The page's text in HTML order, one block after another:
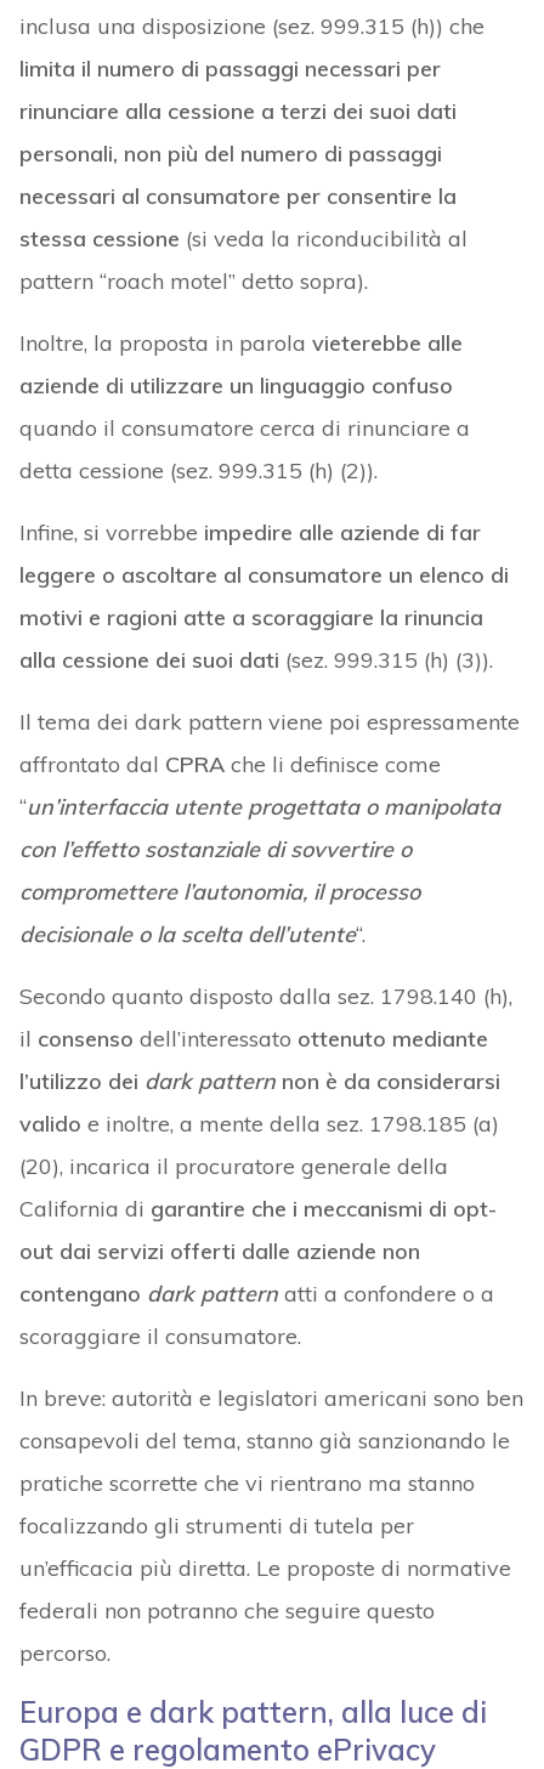
inclusa una disposizione (sez. 999.315 (h)) che
limita il numero di passaggi necessari per
rinunciare alla cessione a terzi dei suoi dati
personali, non più del numero di passaggi
necessari al consumatore per consentire la
stessa cessione (si veda la riconducibilità al
pattern “roach motel” detto sopra).
Inoltre, la proposta in parola vieterebbe alle
aziende di utilizzare un linguaggio confuso
quando il consumatore cerca di rinunciare a
detta cessione (sez. 999.315 (h) (2)).
Infine, si vorrebbe impedire alle aziende di far
leggere o ascoltare al consumatore un elenco di
motivi e ragioni atte a scoraggiare la rinuncia
alla cessione dei suoi dati (sez. 999.315 (h) (3)).
Il tema dei dark pattern viene poi espressamente
affrontato dal CPRAche li definisce come
“un’interfaccia utente progettata o manipolata
con l’effetto sostanziale di sovvertire o
compromettere l’autonomia, il processo
decisionale o la scelta dell’utente“.
Secondo quanto disposto dalla sez. 1798.140 (h),
il consenso dell’interessato ottenuto mediante
l’utilizzo dei dark patternnon è da considerarsi
valido e inoltre, a mente della sez. 1798.185 (a)
(20), incarica il procuratore generale della
California di garantire che i meccanismi di opt-
out dai servizi offerti dalle aziende non
contengano dark patternatti a confondere o a
scoraggiare il consumatore.
In breve: autorità e legislatori americani sono ben
consapevoli del tema, stanno già sanzionando le
pratiche scorrette che vi rientrano ma stanno
focalizzando gli strumenti di tutela per
un’efficacia più diretta. Le proposte di normative
federali non potranno che seguire questo
percorso.
Europa e dark pattern, alla luce di
GDPR e regolamento ePrivacy